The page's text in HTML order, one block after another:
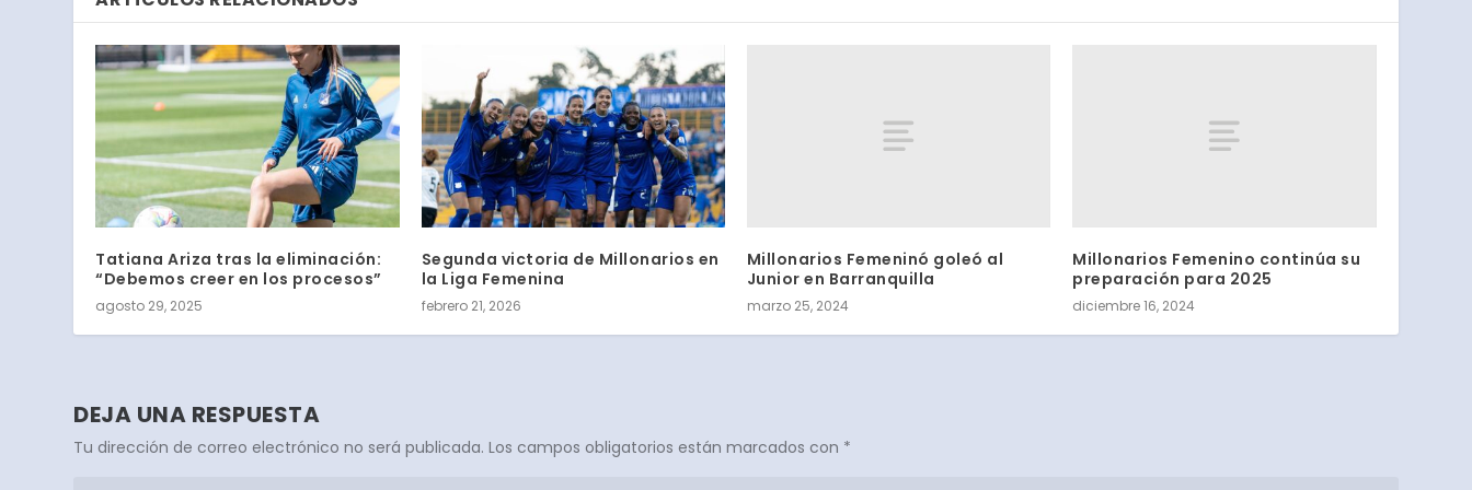
Tatiana Ariza tras la eliminación:
“Debemos creer en los procesos”
agosto 29, 2025
Segunda victoria de Millonarios en
la Liga Femenina
febrero 21, 2026
Millonarios Femeninó goleó al
Junior en Barranquilla
marzo 25, 2024
Millonarios Femenino continúa su
preparación para 2025
diciembre 16, 2024
DEJA UNA RESPUESTA
Tu dirección de correo electrónico no será publicada. Los campos obligatorios están marcados con *